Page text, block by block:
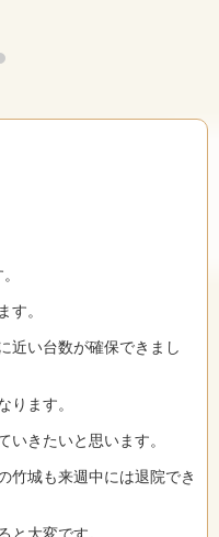
。
近い台数が確保できまし
ります。
きたいと思います。
竹城も来週中には退院でき